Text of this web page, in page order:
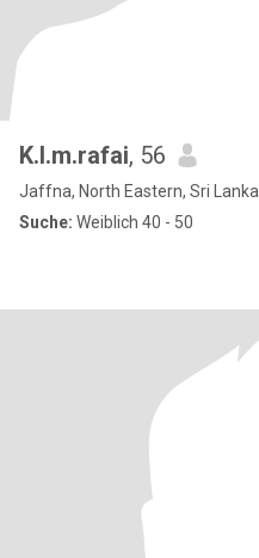
K.l.m.rafai, 56
Jaffna, North Eastern, Sri Lanka
Suche: Weiblich 40 - 50